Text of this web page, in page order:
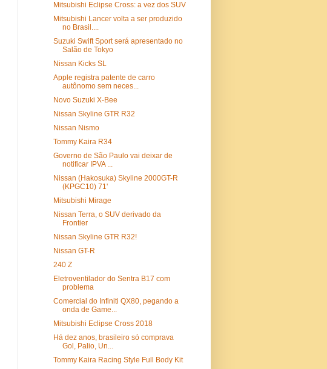
Mitsubishi Eclipse Cross: a vez dos SUV
Mitsubishi Lancer volta a ser produzido
no Brasil....
Suzuki Swift Sport será apresentado no
Salão de Tokyo
Nissan Kicks SL
Apple registra patente de carro
autônomo sem neces...
Novo Suzuki X-Bee
Nissan Skyline GTR R32
Nissan Nismo
Tommy Kaira R34
Governo de São Paulo vai deixar de
notificar IPVA ...
Nissan (Hakosuka) Skyline 2000GT-R
(KPGC10) 71'
Mitsubishi Mirage
Nissan Terra, o SUV derivado da
Frontier
Nissan Skyline GTR R32!
Nissan GT-R
240 Z
Eletroventilador do Sentra B17 com
problema
Comercial do Infiniti QX80, pegando a
onda de Game...
Mitsubishi Eclipse Cross 2018
Há dez anos, brasileiro só comprava
Gol, Palio, Un...
Tommy Kaira Racing Style Full Body Kit